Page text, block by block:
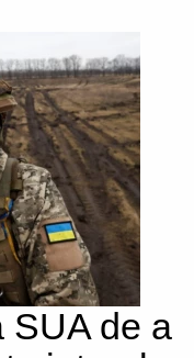
SUA de a